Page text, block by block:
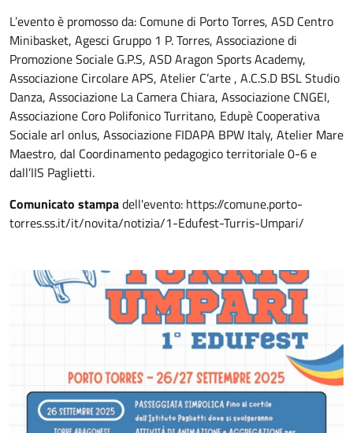
L’evento è promosso da: Comune di Porto Torres, ASD Centro
Minibasket, Agesci Gruppo 1 P. Torres, Associazione di
Promozione Sociale G.P.S, ASD Aragon Sports Academy,
Associazione Circolare APS, Atelier C’arte , A.C.S.D BSL Studio
Danza, Associazione La Camera Chiara, Associazione CNGEI,
Associazione Coro Polifonico Turritano, Edupè Cooperativa
Sociale arl onlus, Associazione FIDAPA BPW Italy, Atelier Mare
Maestro, dal Coordinamento pedagogico territoriale 0-6 e
dall’IIS Paglietti.
Comunicato stampadell'evento: https://comune.porto-
torres.ss.it/it/novita/notizia/1-Edufest-Turris-Umpari/